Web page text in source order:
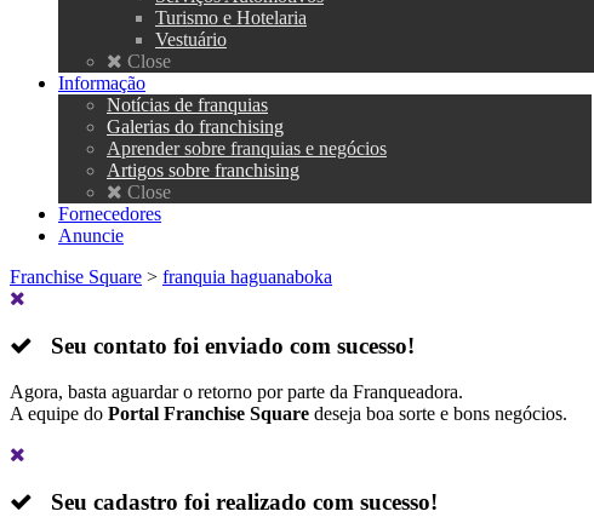
Turismo e Hotelaria
Vestuário
Close
Informação
Notícias de franquias
Galerias do franchising
Aprender sobre franquias e negócios
Artigos sobre franchising
Close
Fornecedores
Anuncie
Franchise Square > franquia haguanaboka
Seu contato foi enviado com sucesso!
Agora, basta aguardar o retorno por parte da Franqueadora.
A equipe do Portal Franchise Square deseja boa sorte e bons negócios.
Seu cadastro foi realizado com sucesso!